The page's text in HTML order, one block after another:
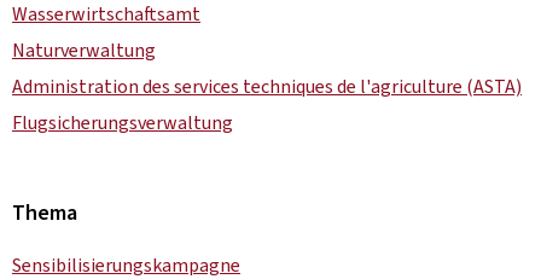
Wasserwirtschaftsamt
Naturverwaltung
Administration des services techniques de l'agriculture (ASTA)
Flugsicherungsverwaltung
Thema
Sensibilisierungskampagne